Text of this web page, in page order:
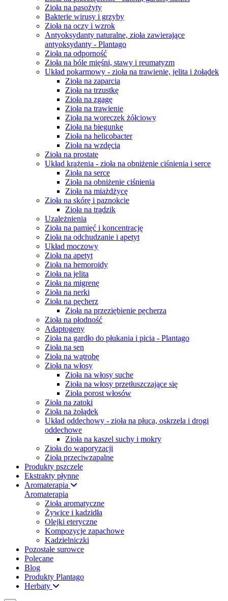
Zioła na pasożyty
Bakterie wirusy i grzyby
Zioła na oczy i wzrok
Antyoksydanty naturalne, zioła zawierające
antyoksydanty - Plantago
Zioła na odporność
Zioła na bóle mięśni, stawy i reumatyzm
Układ pokarmowy - zioła na trawienie, jelita i żołądek
Zioła na zaparcia
Zioła na trzustkę
Zioła na zgagę
Zioła na trawienie
Zioła na woreczek żółciowy
Zioła na biegunkę
Zioła na helicobacter
Zioła na wzdęcia
Zioła na prostate
Układ krążenia - zioła na obniżenie ciśnienia i serce
Zioła na serce
Zioła na obniżenie ciśnienia
Zioła na miażdżycę
Zioła na skórę i paznokcie
Zioła na trądzik
Uzależnienia
Zioła na pamięć i koncentrację
Zioła na odchudzanie i apetyt
Układ moczowy
Zioła na apetyt
Zioła na hemoroidy
Zioła na jelita
Zioła na migrenę
Zioła na nerki
Zioła na pęcherz
Zioła na przeziębienie pęcherza
Zioła na płodność
Adaptogeny
Zioła na gardło do płukania i picia - Plantago
Zioła na sen
Zioła na wątrobę
Zioła na włosy
Zioła na włosy suche
Zioła na włosy przetłuszczające się
Zioła porost włosów
Zioła na zatoki
Zioła na żołądek
Układ oddechowy - zioła na płuca, oskrzela i drogi
oddechowe
Zioła na kaszel suchy i mokry
Zioła do waporyzacji
Zioła przeciwzapalne
Produkty pszczele
Ekstrakty płynne
Aromaterapia
Aromaterapia
Zioła aromatyczne
Żywice i kadzidła
Olejki eteryczne
Kompozycje zapachowe
Kadzielniczki
Pozostałe surowce
Polecane
Blog
Produkty Plantago
Herbaty